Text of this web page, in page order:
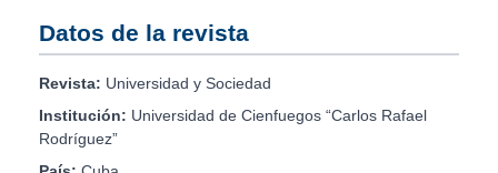
Datos de la revista
Revista: Universidad y Sociedad
Institución: Universidad de Cienfuegos “Carlos Rafael
Rodríguez”